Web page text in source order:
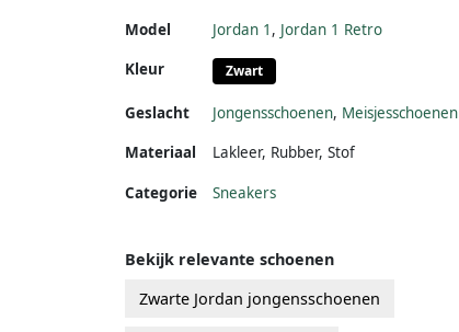
Model Jordan 1 , Jordan 1 Retro
Kleur
Zwart
Geslacht Jongensschoenen, Meisjesschoenen
Materiaal
Lakleer, Rubber, Stof
Categorie Sneakers
Bekijk relevante schoenen
Zwarte Jordan jongensschoenen